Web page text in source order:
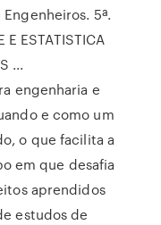
5ª.
E ESTATISTICA
...
engenharia e
e como um
o que facilita a
em que desafia
aprendidos
estudos de